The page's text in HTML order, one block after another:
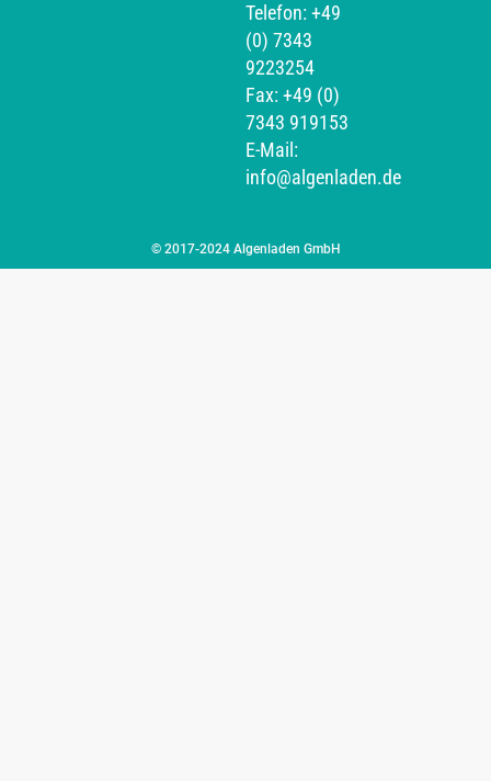
Telefon: +49
(0) 7343
9223254
Fax: +49 (0)
7343 919153
E-Mail:
info@algenladen.de
© 2017-2024 Algenladen GmbH